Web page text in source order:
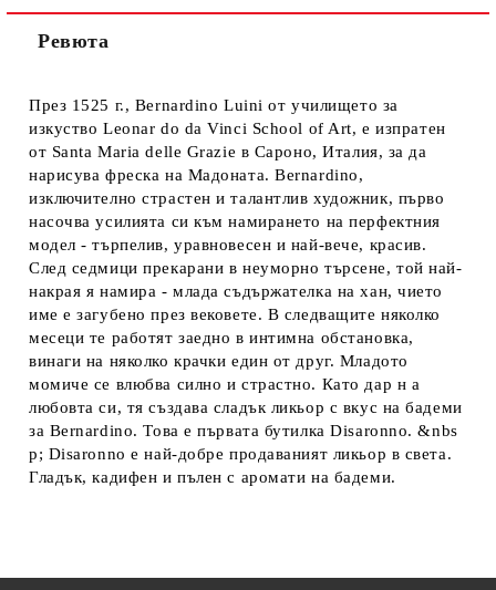
Ревюта
През 1525 г., Bernardino Luini от училището за
изкуство Leonar do da Vinci School of Art, е изпратен
от Santa Maria delle Grazie в Сароно, Италия, за да
нарисува фреска на Мадоната. Bernardino,
изключително страстен и талантлив художник, първо
насочва усилията си към намирането на перфектния
модел - търпелив, уравновесен и най-вече, красив.
След седмици прекарани в неуморно търсене, той най-
накрая я намира - млада съдържателка на хан, чието
име е загубено през вековете. В следващите няколко
месеци те работят заедно в интимна обстановка,
винаги на няколко крачки един от друг. Младото
момиче се влюбва силно и страстно. Като дар н а
любовта си, тя създава сладък ликьор с вкус на бадеми
за Bernardino. Това е първата бутилка Disaronno. &nbs
p; Disaronno е най-добре продаваният ликьор в света.
Гладък, кадифен и пълен с аромати на бадеми.